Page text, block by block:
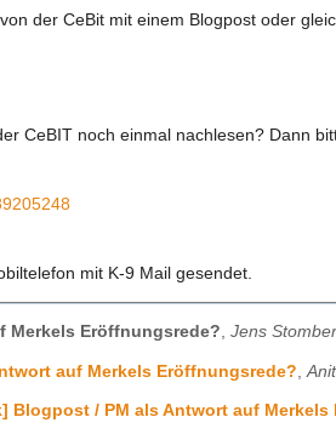
der CeBit mit einem Blogpost oder
CeBIT noch einmal nachlesen? Dann
mit K-9 Mail gesendet.
Merkels Eröffnungsrede?, Jens
auf Merkels Eröffnungsrede?
Blogpost / PM als Antwort auf Merkels